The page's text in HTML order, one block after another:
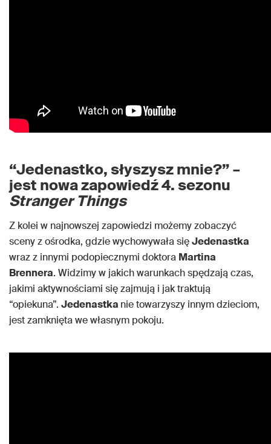
“Jedenastko, słyszysz mnie?” –
jest nowa zapowiedź 4. sezonu
Stranger Things
Z kolei w najnowszej zapowiedzi możemy zobaczyć
sceny z ośrodka, gdzie wychowywała sięJedenastka
wraz z innymi podopiecznymi doktora Martina
Brennera. Widzimy w jakich warunkach spędzają czas,
jakimi aktywnościami się zajmują i jak traktują
“opiekuna”. Jedenastka nie towarzyszy innym dzieciom,
jest zamknięta we własnym pokoju.